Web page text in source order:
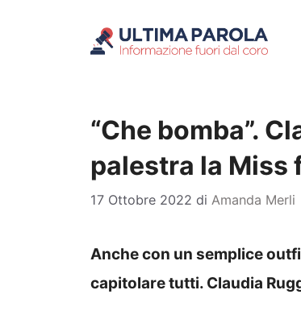
“Che bomba”.
palestra la Miss
17 Ottobre 2022 di Amanda Merli
Anche con un semplice
capitolare tutti. Claudia